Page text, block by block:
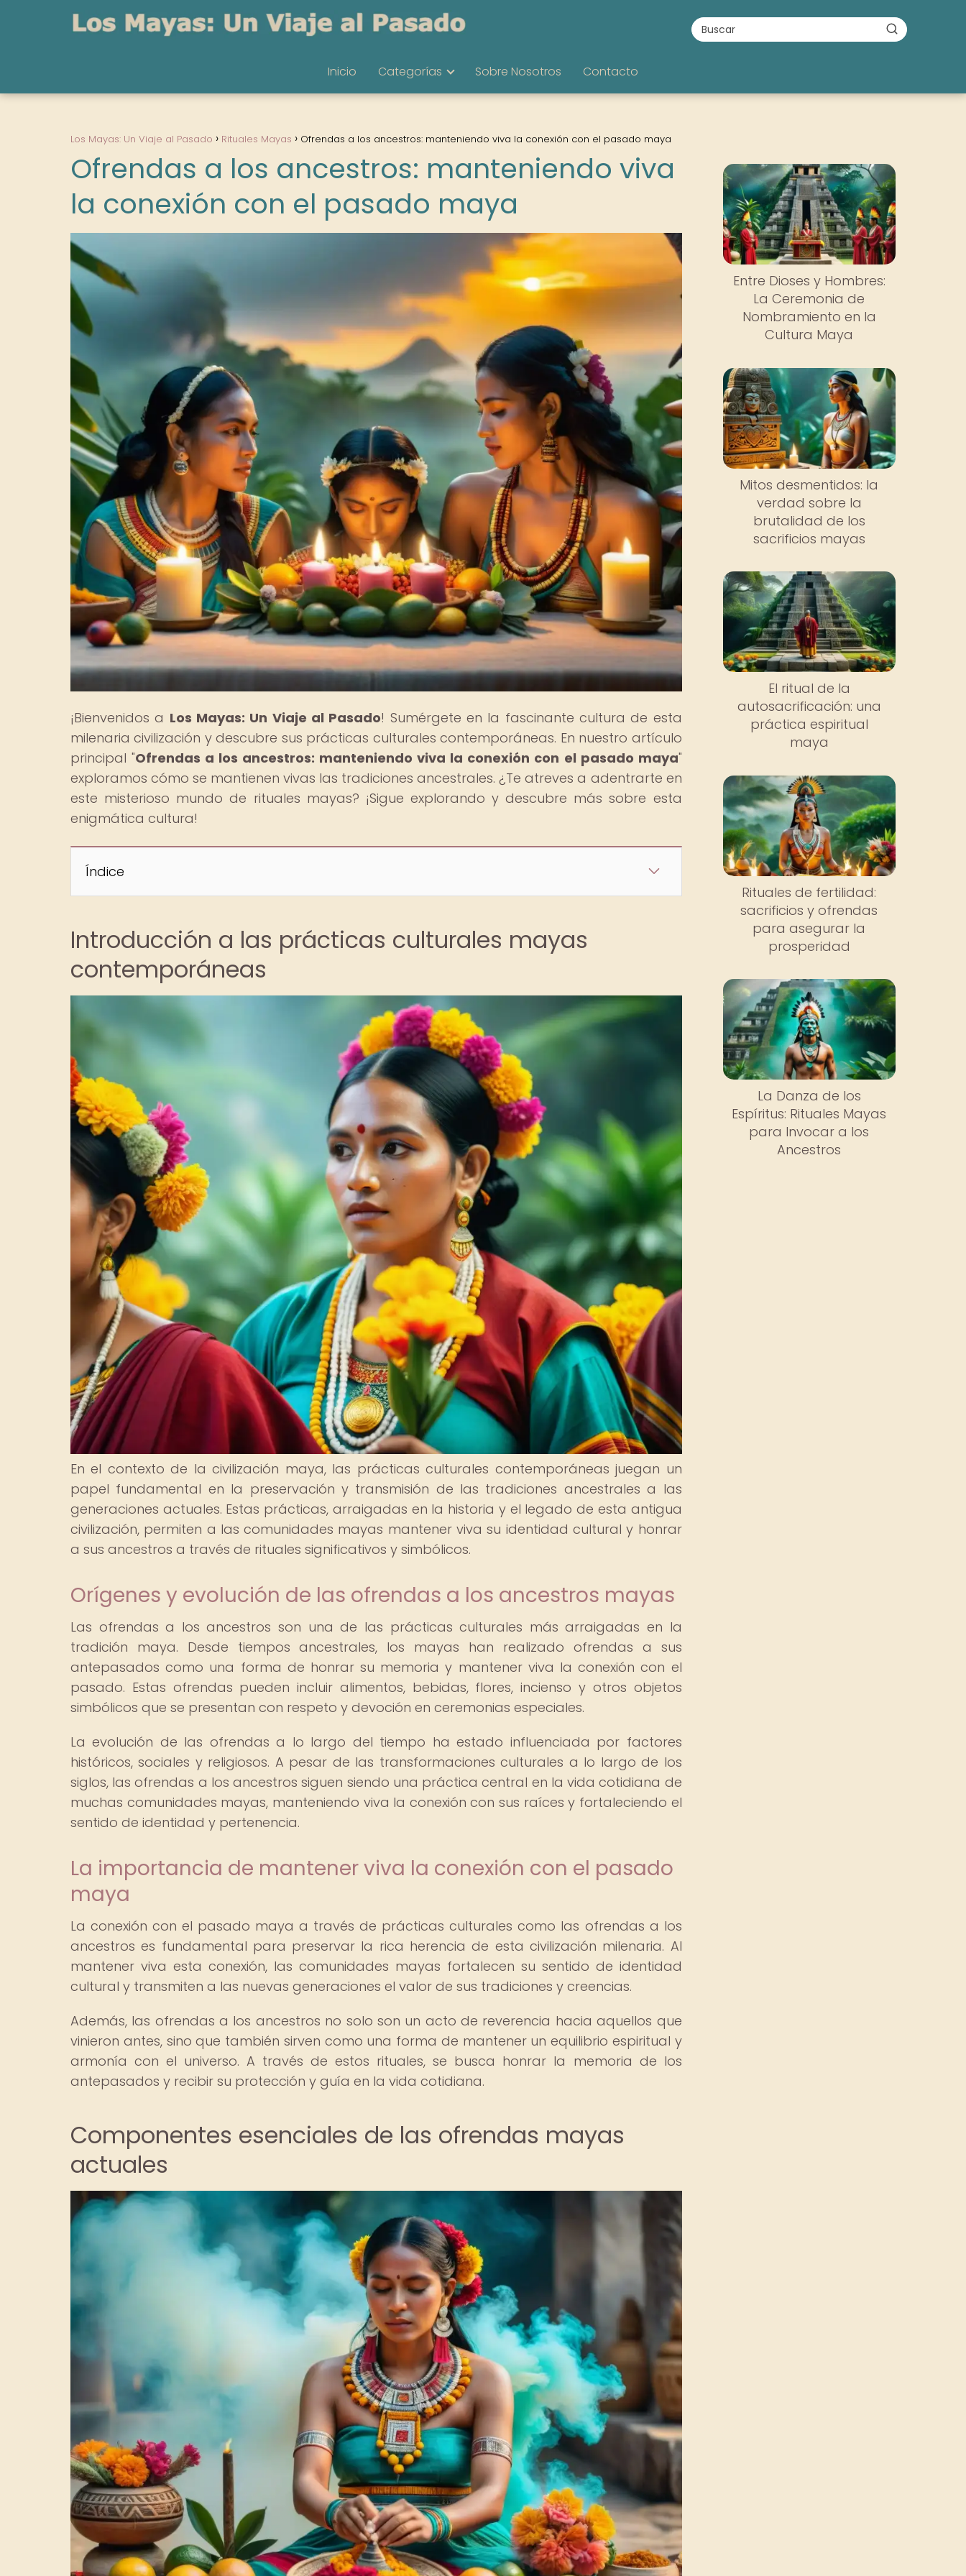
Inicio Categorías Sobre Nosotros Contacto
Los Mayas: Un Viaje al Pasado Rituales Mayas Ofrendas a los ancestros: manteniendo viva la conexión con el pasado maya
Ofrendas a los ancestros: manteniendo viva
la conexión con el pasado maya
¡Bienvenidos a Los Mayas: Un Viaje al Pasado! Sumérgete en la fascinante cultura de esta
milenaria civilización y descubre sus prácticas culturales contemporáneas. En nuestro artículo
principal "Ofrendas a los ancestros: manteniendo viva la conexión con el pasado maya"
exploramos cómo se mantienen vivas las tradiciones ancestrales. ¿Te atreves a adentrarte en
este misterioso mundo de rituales mayas? ¡Sigue explorando y descubre más sobre esta
enigmática cultura!
Índice
Introducción a las prácticas culturales mayas
contemporáneas
En el contexto de la civilización maya, las prácticas culturales contemporáneas juegan un
papel fundamental en la preservación y transmisión de las tradiciones ancestrales a las
generaciones actuales. Estas prácticas, arraigadas en la historia y el legado de esta antigua
civilización, permiten a las comunidades mayas mantener viva su identidad cultural y honrar
a sus ancestros a través de rituales significativos y simbólicos.
Orígenes y evolución de las ofrendas a los ancestros mayas
Las ofrendas a los ancestros son una de las prácticas culturales más arraigadas en la
tradición maya. Desde tiempos ancestrales, los mayas han realizado ofrendas a sus
antepasados como una forma de honrar su memoria y mantener viva la conexión con el
pasado. Estas ofrendas pueden incluir alimentos, bebidas, flores, incienso y otros objetos
simbólicos que se presentan con respeto y devoción en ceremonias especiales.
La evolución de las ofrendas a lo largo del tiempo ha estado influenciada por factores
históricos, sociales y religiosos. A pesar de las transformaciones culturales a lo largo de los
siglos, las ofrendas a los ancestros siguen siendo una práctica central en la vida cotidiana de
muchas comunidades mayas, manteniendo viva la conexión con sus raíces y fortaleciendo el
sentido de identidad y pertenencia.
La importancia de mantener viva la conexión con el pasado
maya
La conexión con el pasado maya a través de prácticas culturales como las ofrendas a los
ancestros es fundamental para preservar la rica herencia de esta civilización milenaria. Al
mantener viva esta conexión, las comunidades mayas fortalecen su sentido de identidad
cultural y transmiten a las nuevas generaciones el valor de sus tradiciones y creencias.
Además, las ofrendas a los ancestros no solo son un acto de reverencia hacia aquellos que
vinieron antes, sino que también sirven como una forma de mantener un equilibrio espiritual y
armonía con el universo. A través de estos rituales, se busca honrar la memoria de los
antepasados y recibir su protección y guía en la vida cotidiana.
Componentes esenciales de las ofrendas mayas
actuales
Entre Dioses y Hombres:
La Ceremonia de
Nombramiento en la
Cultura Maya
Mitos desmentidos: la
verdad sobre la
brutalidad de los
sacrificios mayas
El ritual de la
autosacrificación: una
práctica espiritual
maya
Rituales de fertilidad:
sacrificios y ofrendas
para asegurar la
prosperidad
La Danza de los
Espíritus: Rituales Mayas
para Invocar a los
Ancestros